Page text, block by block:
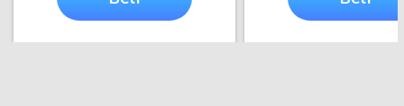
sekarang sekarang